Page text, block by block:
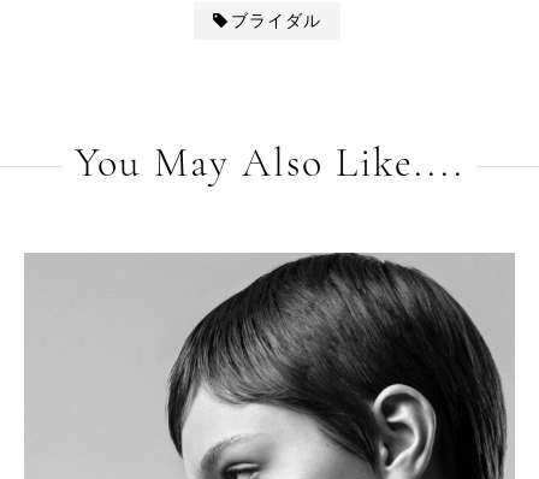
ブライダル
You May Also Like....